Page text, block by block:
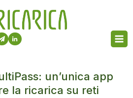
un’unica app
la ricarica su reti